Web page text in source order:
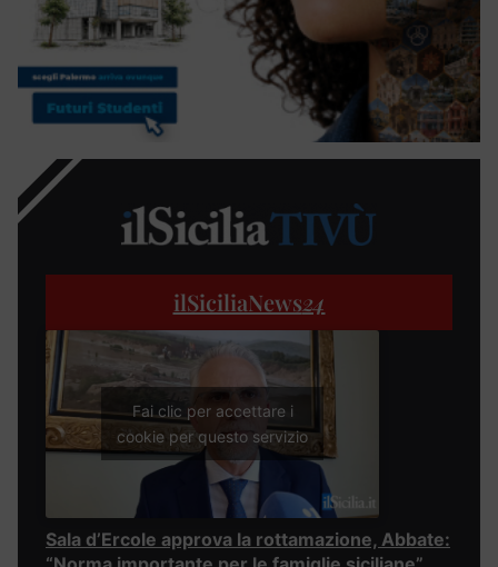
ilSiciliaNews24
Fai clic per accettare i
cookie per questo servizio
Sala d’Ercole approva la rottamazione, Abbate: